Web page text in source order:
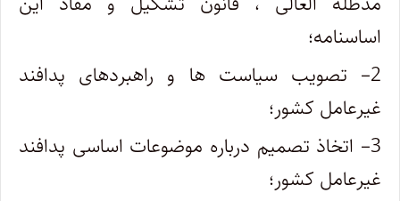
اساسنامه؛
2– تصویب سیاست ها و راهبردهای پدافند
غیرعامل کشور؛
3– اتخاذ تصمیم درباره موضوعات اساسی پدافند
غیرعامل کشور؛